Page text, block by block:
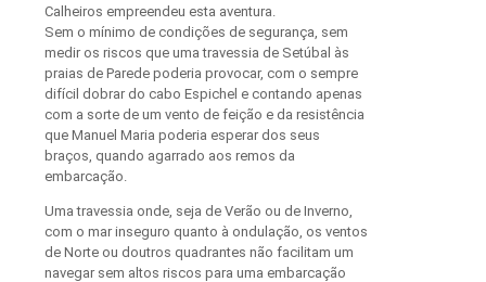
Calheiros empreendeu esta aventura.
Sem o mínimo de condições de segurança, sem
medir os riscos que uma travessia de Setúbal às
praias de Parede poderia provocar, com o sempre
difícil dobrar do cabo Espichel e contando apenas
com a sorte de um vento de feição e da resistência
que Manuel Maria poderia esperar dos seus
braços, quando agarrado aos remos da
embarcação.
Uma travessia onde, seja de Verão ou de Inverno,
com o mar inseguro quanto à ondulação, os ventos
de Norte ou doutros quadrantes não facilitam um
navegar sem altos riscos para uma embarcação